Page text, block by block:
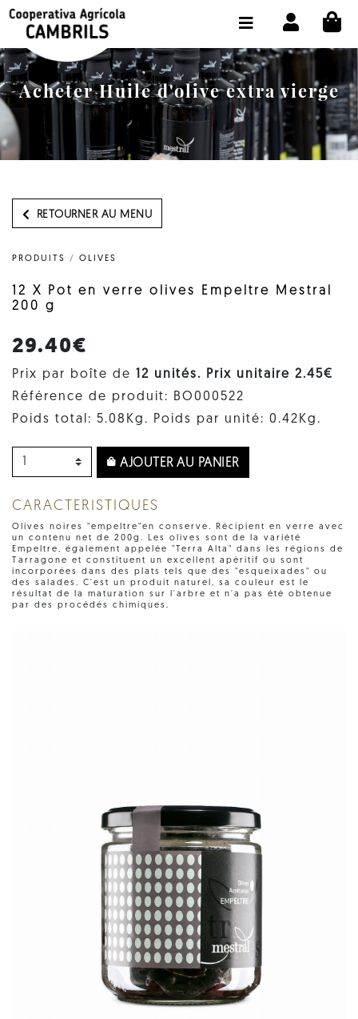
Acheter Huile d'olive extra vierge
RETOURNER AU MENU
PRODUITS / OLIVES
12 X Pot en verre olives Empeltre Mestral
200 g
29.40€
Prix par boîte de
12 unités. Prix ​​unitaire 2.45€
Référence de produit: BO000522
Poids total: 5.08Kg. Poids par unité: 0.42Kg.
AJOUTER AU PANIER
CARACTERISTIQUES
Olives noires "empeltre"en conserve. Récipient en verre avec
un contenu net de 200g. Les olives sont de la variété
Empeltre, également appelée "Terra Alta" dans les régions de
Tarragone et constituent un excellent apéritif ou sont
incorporées dans des plats tels que des "esqueixades" ou
des salades. C'est un produit naturel, sa couleur est le
résultat de la maturation sur l'arbre et n'a pas été obtenue
par des procédés chimiques.
BOUTIQUE ACHETER EN LIGNE
LA COOPÉRATIVE
OLEOTOUR
PRODUITS
NOTRE HUILE
CHOISIR LA LANGUE: FR